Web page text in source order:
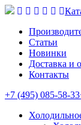
Статьи
Новинки
Доставка и
Контакты
+7 (495) 085-58-33